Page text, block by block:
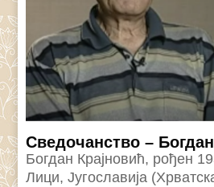
Сведочанство –
Богдан Крајновић, рођен
Лици, Југославија